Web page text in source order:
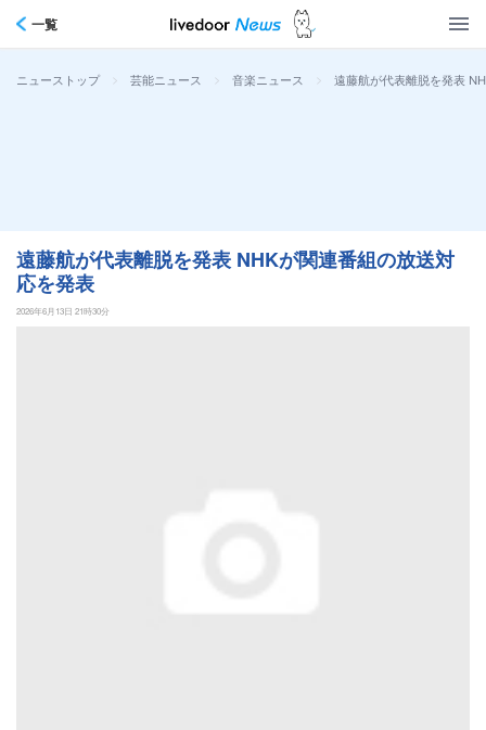
一覧
ニューストップ > 芸能ニュース > 音楽ニュース > 遠藤航が代表離脱を発表
遠藤航が代表離脱を発表 NHKが関連番組の放送対
応を発表
2026年6月13日 21時30分